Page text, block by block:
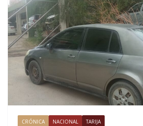
CRÓNICA NACIONAL TARIJA